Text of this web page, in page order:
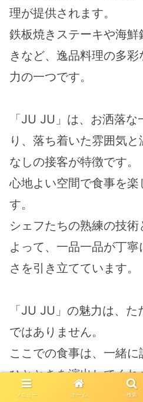
理が提供されます。
鉄板焼きステーキや海
きなど、逸品料理の多
力の一つです。
「JU JU」は、お洒落
り、落ち着いた雰囲気
なしの接客が特徴です。
心地よい空間で食事を楽
す。
シェフたちの熟練の技
よって、一品一品が丁
さを引き立てています。
「JU JU」の魅力は、
ではありません。
ここでの食事は、一緒
ひとときを演出してくれ
家族や友人との会食か
メニュー ホーム 検索